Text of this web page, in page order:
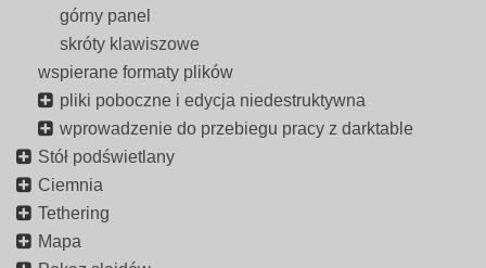
górny panel
skróty klawiszowe
wspierane formaty plików
pliki poboczne i edycja niedestruktywna
wprowadzenie do przebiegu pracy z darktable
Stół podświetlany
Ciemnia
Tethering
Mapa